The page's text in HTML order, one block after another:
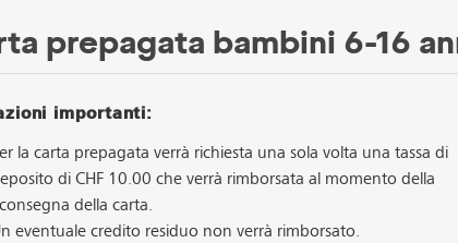
prepagata bambini 6-16
importanti:
la carta prepagata verrà richiesta una sola volta una tassa di
di CHF 10.00 che verrà rimborsata al momento della
della carta.
eventuale credito residuo non verrà rimborsato.